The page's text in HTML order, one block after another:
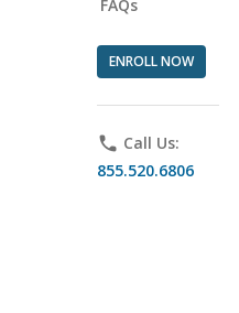
FAQs
ENROLL NOW
phone Call Us:
855.520.6806